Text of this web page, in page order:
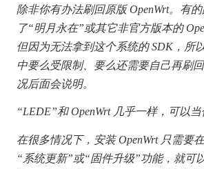
除非你有办法刷回原版 OpenWrt。有
了“明月永在”或其它非官方版本的
但因为无法拿到这个系统的 SDK，所
中要么受限制、要么还需要自己再刷
况后面会说明。
“LEDE”和 OpenWrt 几乎一样，可以当
在很多情况下，安装 OpenWrt 只需要
“系统更新”或“固件升级”功能，就可